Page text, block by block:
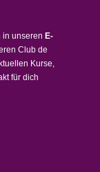
in unseren E-
Club de
Kurse,
für dich